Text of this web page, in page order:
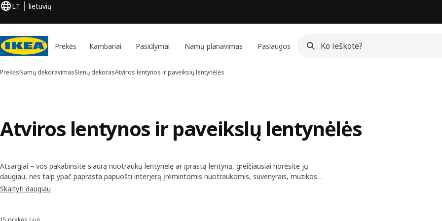
LT lietuvių
Prekės Kambariai Pasiūlymai Namų planavimas Paslaugos
PrekėsNamų dekoravimasSienų dekorasAtviros lentynos ir paveikslų lentynėlės
Atviros lentynos ir paveikslų lentynėlės
Atsargiai – vos pakabinsite siaurą nuotraukų lentynėlę ar įprastą lentyną, greičiausiai norėsite jų
daugiau, nes taip ypač paprasta papuošti interjerą įrėmintomis nuotraukomis, suvenyrais, muzikos
plokštelėmis ar kuo tik sugalvosite, tereikės gražiai sugrupuoti daiktus. Ir be daugybės skylių sienose.
Skaityti daugiau